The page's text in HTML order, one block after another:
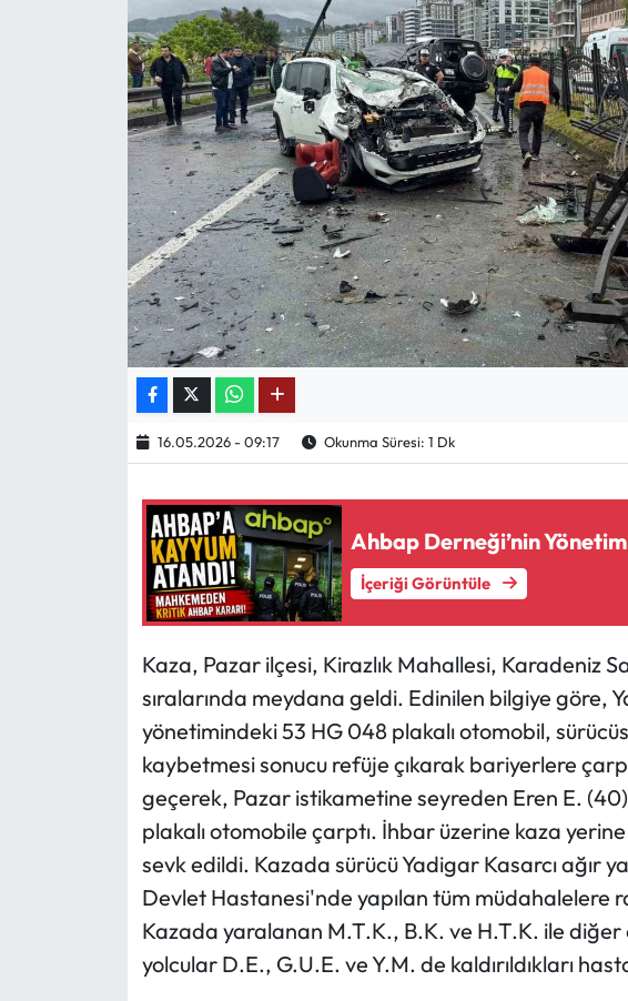
16.05.2026 - 09:17 Okunma Süresi: 1 Dk
Ahbap Derneği’nin
İçeriği Görüntüle
Kaza, Pazar ilçesi, Kirazlık Mahallesi, Karadeniz
sıralarında meydana geldi. Edinilen bilgiye göre,
yönetimindeki 53 HG 048 plakalı otomobil,
kaybetmesi sonucu refüje çıkarak bariyerlere
geçerek, Pazar istikametine seyreden Eren E.
plakalı otomobile çarptı. İhbar üzerine kaza
sevk edildi. Kazada sürücü Yadigar Kasarcı ağır
Devlet Hastanesi'nde yapılan tüm müdahalelere
Kazada yaralanan M.T.K., B.K. ve H.T.K. ile diğer
yolcular D.E., G.U.E. ve Y.M. de kaldırıldıkları
Mektup Galeri
Röportaj
Manşet
Köşe Yazıları
Karikatür Galeri
ASTROLOJİ
Spor Yazıları